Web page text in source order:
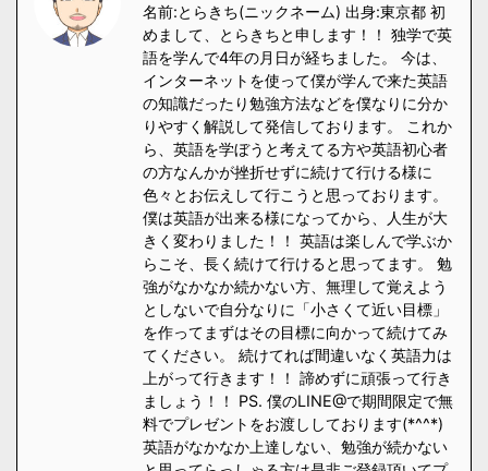
名前:とらきち(ニックネーム) 出身:東京都 初
めまして、とらきちと申します！！ 独学で英
語を学んで4年の月日が経ちました。 今は、
インターネットを使って僕が学んで来た英語
の知識だったり勉強方法などを僕なりに分か
りやすく解説して発信しております。 これか
ら、英語を学ぼうと考えてる方や英語初心者
の方なんかが挫折せずに続けて行ける様に
色々とお伝えして行こうと思っております。
僕は英語が出来る様になってから、人生が大
きく変わりました！！ 英語は楽しんで学ぶか
らこそ、長く続けて行けると思ってます。 勉
強がなかなか続かない方、無理して覚えよう
としないで自分なりに「小さくて近い目標」
を作ってまずはその目標に向かって続けてみ
てください。 続けてれば間違いなく英語力は
上がって行きます！！ 諦めずに頑張って行き
ましょう！！ PS. 僕のLINE@で期間限定で無
料でプレゼントをお渡ししております(*^^*)
英語がなかなか上達しない、勉強が続かない